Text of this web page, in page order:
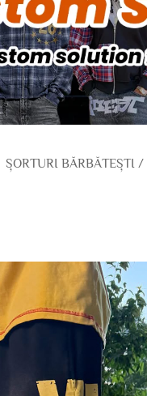
ȘORTURI BĂRBĂTEȘTI /